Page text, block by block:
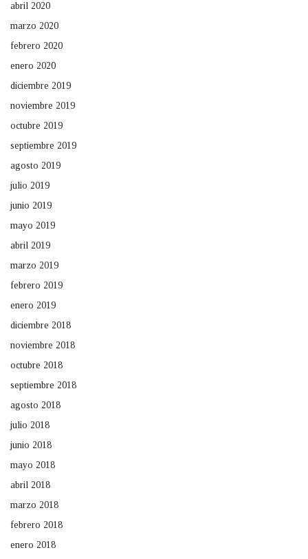
abril 2020
marzo 2020
febrero 2020
enero 2020
diciembre 2019
noviembre 2019
octubre 2019
septiembre 2019
agosto 2019
julio 2019
junio 2019
mayo 2019
abril 2019
marzo 2019
febrero 2019
enero 2019
diciembre 2018
noviembre 2018
octubre 2018
septiembre 2018
agosto 2018
julio 2018
junio 2018
mayo 2018
abril 2018
marzo 2018
febrero 2018
enero 2018